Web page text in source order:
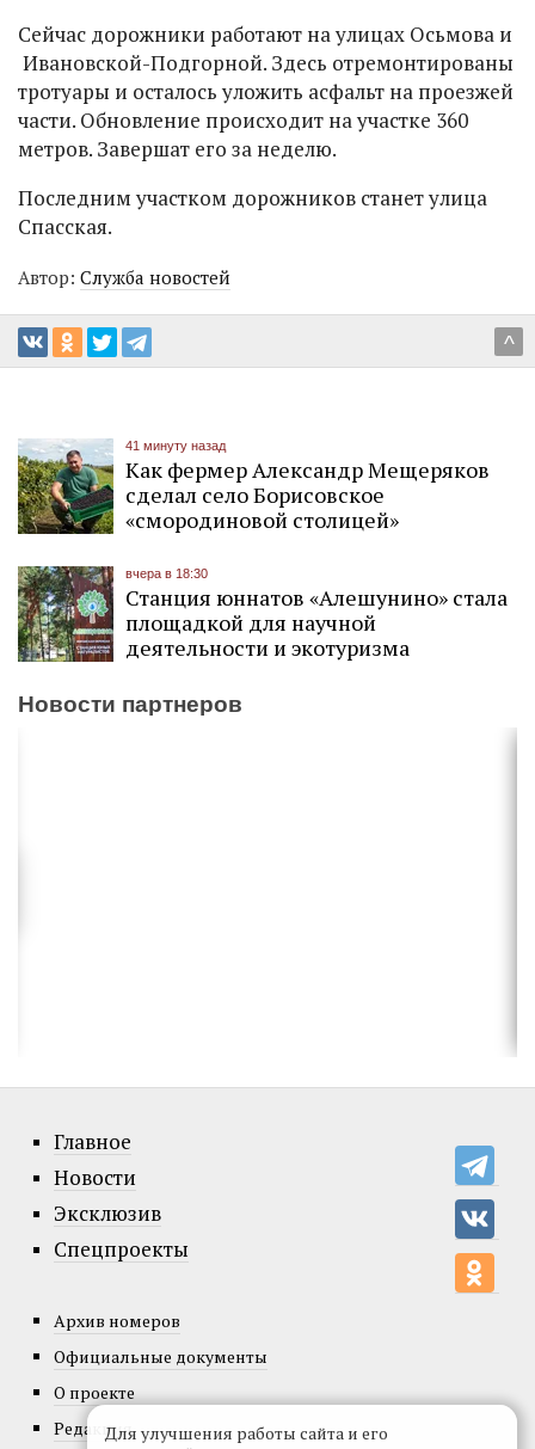
Сейчас дорожники работают на улицах Осьмова и
Ивановской-Подгорной. Здесь отремонтированы
тротуары и осталось уложить асфальт на проезжей
части. Обновление происходит на участке 360
метров. Завершат его за неделю.
Последним участком дорожников станет улица
Спасская.
Автор: Служба новостей
^
41 минуту назад
Как фермер Александр Мещеряков
сделал село Борисовское
«смородиновой столицей»
вчера в 18:30
Станция юннатов «Алешунино» стала
площадкой для научной
деятельности и экотуризма
Новости партнеров
Главное
Новости
Эксклюзив
Спецпроекты
Архив номеров
Официальные документы
О проекте
РедакцияДля улучшения работы сайта и его